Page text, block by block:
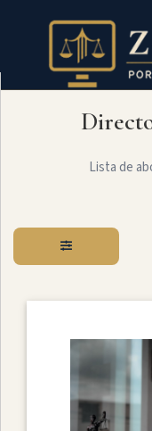
Lista de
Especialidades
Derecho
Administrativo